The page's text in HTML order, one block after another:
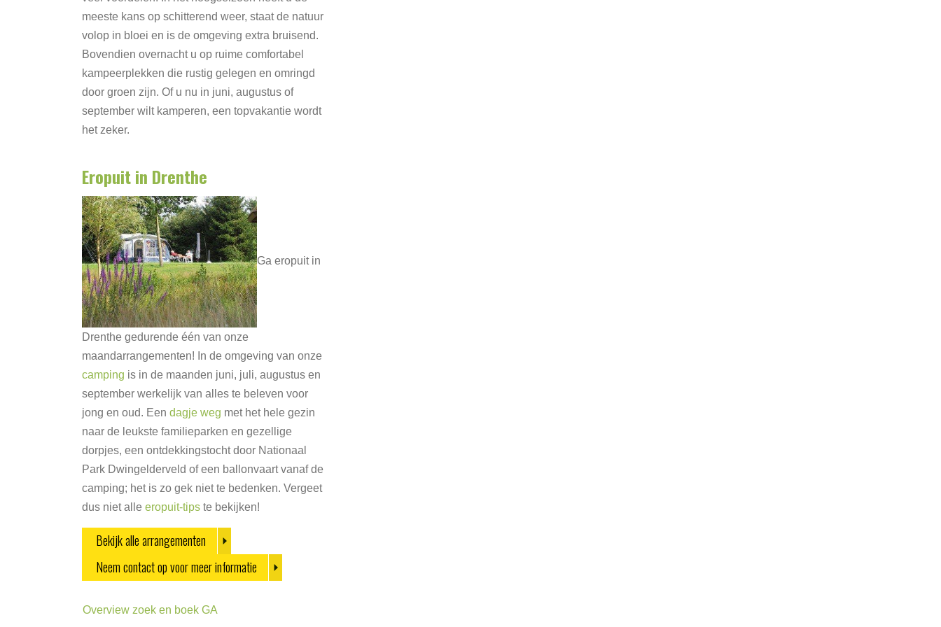
meeste kans op schitterend weer, staat de natuur
volop in bloei en is de omgeving extra bruisend.
Bovendien overnacht u op ruime comfortabel
kampeerplekken die rustig gelegen en omringd
door groen zijn. Of u nu in juni, augustus of
september wilt kamperen, een topvakantie wordt
het zeker.
Eropuit in Drenthe
Ga eropuit in
Drenthe gedurende één van onze
maandarrangementen! In de omgeving van onze
camping is in de maanden juni, juli, augustus en
september werkelijk van alles te beleven voor
jong en oud. Een dagje weg met het hele gezin
naar de leukste familieparken en gezellige
dorpjes, een ontdekkingstocht door Nationaal
Park Dwingelderveld of een ballonvaart vanaf de
camping; het is zo gek niet te bedenken. Vergeet
dus niet alle eropuit-tips te bekijken!
Bekijk alle arrangementen
Neem contact op voor meer informatie
Overview zoek en boek GA